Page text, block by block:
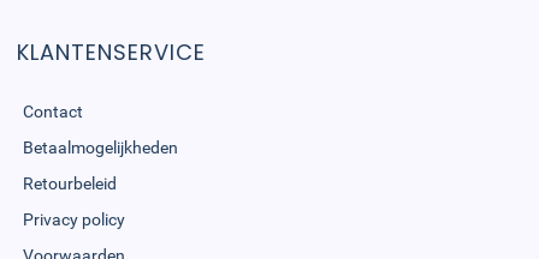
KLANTENSERVICE
Contact
Betaalmogelijkheden
Retourbeleid
Privacy policy
Voorwaarden